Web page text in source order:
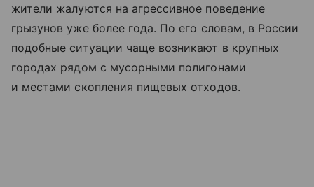
жители жалуются на агрессивное поведение
грызунов уже более года. По его словам, в России
подобные ситуации чаще возникают в крупных
городах рядом с мусорными полигонами
и местами скопления пищевых отходов.